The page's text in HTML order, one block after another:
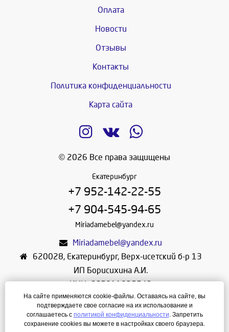
Оплата
Новости
Отзывы
Контакты
Политика конфиденциальности
Карта сайта
© 2026 Все права защищены
Екатеринбург
+7 952-142-22-55
+7 904-545-94-65
Miriadamebel@yandex.ru
Miriadamebel@yandex.ru
620028, Екатеринбург, Верх-исетский б-р 13
ИП Борисихина А.И.
ИНН: 665811825542
ОГРНИП: 312665804600057
Режим работы: Ежедневно с 10-30 до 19-30
На сайте применяются cookie-файлы. Оставаясь на сайте, вы
подтверждаете свое согласие на их использование и
соглашаетесь с политикой конфиденциальности. Запретить
сохранение cookies вы можете в настройках своего браузера.